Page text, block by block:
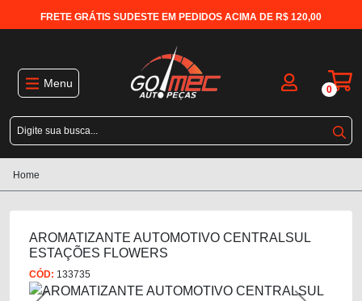
FRETE GRÁTIS SUDESTE EM PEDIDOS ACIMA DE R$ 120,00
Menu 0
Home
AROMATIZANTE AUTOMOTIVO CENTRALSUL
ESTAÇÕES FLOWERS
CÓD: 133735